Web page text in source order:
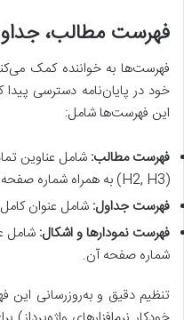
فهرست مطالب،
فهرست‌ها به خواننده کمک
خود در پایان‌نامه دسترسی
این فهرست‌ها شامل:
فهرست مطالب: شامل عناوین
(H2, H3) به همراه شماره صفحه مربوطه.
فهرست جداول: شامل عنوان
فهرست نمودارها و اشکال: شامل
شماره صفحه آن.
تنظیم دقیق و به‌روزرسانی این